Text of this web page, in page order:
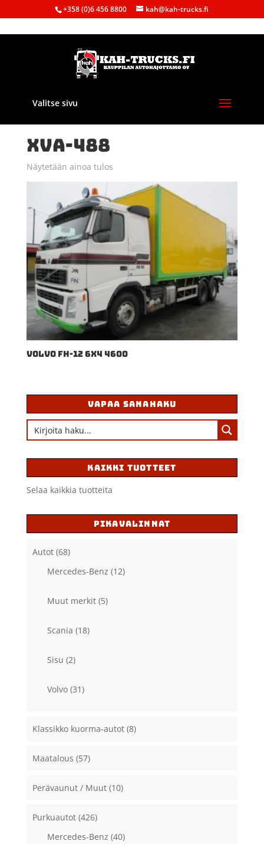
+358 (0)6 456 8800 kah@kah-trucks.fi
Valitse sivu
XVA-488
Näytetään ainoa tulos
VOLVO FH-12 6X4 4600
VAPAA SANAHAKU
KAIKKI TUOTTEET
Selaa kaikkia tuotteita
PIKAVALINNAT
Autot (68)
Mercedes-Benz (12)
Muut merkit (5)
Scania (18)
Sisu (2)
Volvo (31)
Klassikko kuorma-autot (8)
Maatalous (57)
Perävaunut / Muut (10)
Purkuautot (426)
Mercedes-Benz (40)